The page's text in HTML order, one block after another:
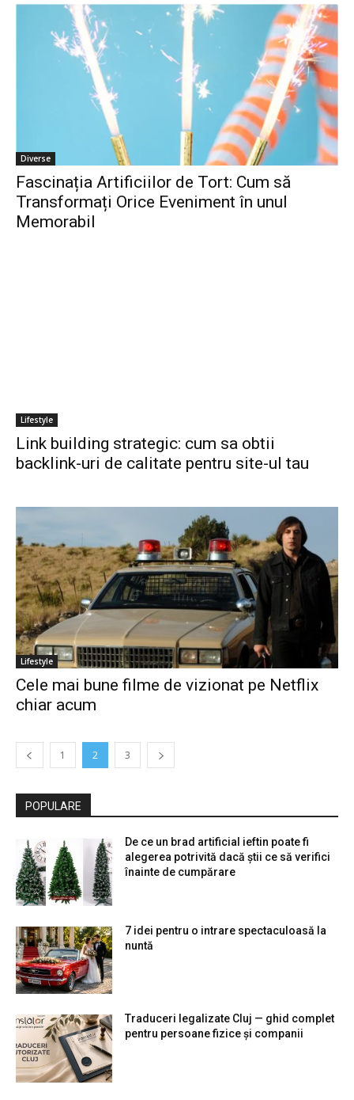
Diverse
Fascinația Artificiilor de Tort: Cum să
Transformați Orice Eveniment în unul
Memorabil
Lifestyle
Link building strategic: cum sa obtii
backlink-uri de calitate pentru site-ul tau
Lifestyle
Cele mai bune filme de vizionat pe Netflix
chiar acum
1 2 3
POPULARE
De ce un brad artificial ieftin poate fi
alegerea potrivită dacă știi ce să verifici
înainte de cumpărare
7 idei pentru o intrare spectaculoasă la
nuntă
Traduceri legalizate Cluj — ghid complet
pentru persoane fizice și companii